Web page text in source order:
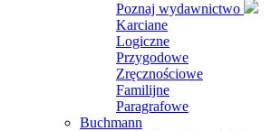
Poznaj wydawnictwo
Karciane
Logiczne
Przygodowe
Zręcznościowe
Familijne
Paragrafowe
Buchmann